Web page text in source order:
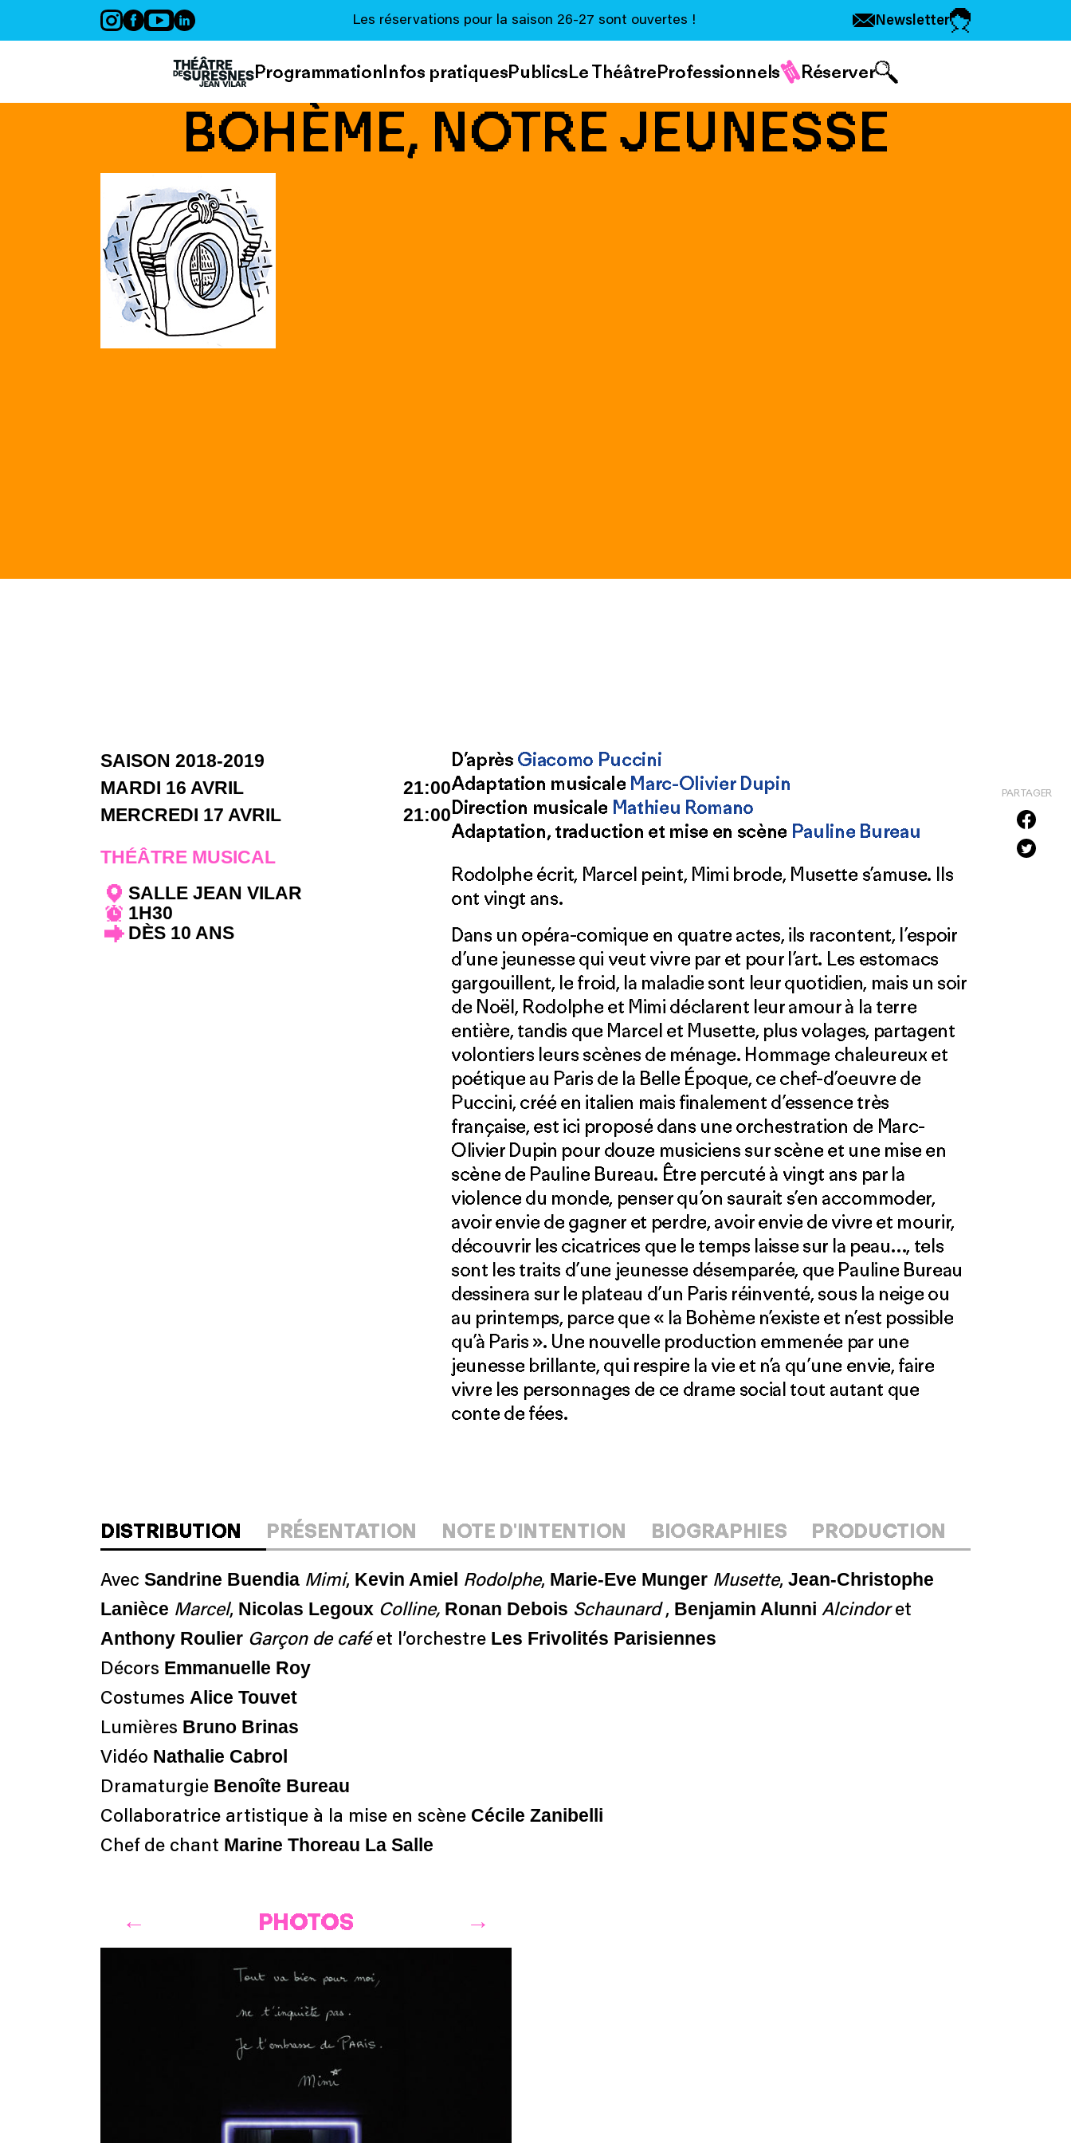
Les réservations pour la saison 26-27 sont ouvertes ! Newsletter
ProgrammationInfos pratiquesPublicsLe ThéâtreProfessionnels Réserver
BOHÈME, NOTRE JEUNESSE
PARTAGER
SAISON 2018-2019
MARDI 16 AVRIL
21:00
MERCREDI 17 AVRIL
21:00
THÉÂTRE MUSICAL
SALLE JEAN VILAR
1H30
DÈS 10 ANS
D’après Giacomo Puccini
Adaptation musicale Marc-Olivier Dupin
Direction musicale Mathieu Romano
Adaptation, traduction et mise en scène Pauline Bureau
Rodolphe écrit, Marcel peint, Mimi brode, Musette s’amuse. Ils
ont vingt ans.
Dans un opéra-comique en quatre actes, ils racontent, l’espoir
d’une jeunesse qui veut vivre par et pour l’art. Les estomacs
gargouillent, le froid, la maladie sont leur quotidien, mais un soir
de Noël, Rodolphe et Mimi déclarent leur amour à la terre
entière, tandis que Marcel et Musette, plus volages, partagent
volontiers leurs scènes de ménage. Hommage chaleureux et
poétique au Paris de la Belle Époque, ce chef-d’oeuvre de
Puccini, créé en italien mais finalement d’essence très
française, est ici proposé dans une orchestration de Marc-
Olivier Dupin pour douze musiciens sur scène et une mise en
scène de Pauline Bureau. Être percuté à vingt ans par la
violence du monde, penser qu’on saurait s’en accommoder,
avoir envie de gagner et perdre, avoir envie de vivre et mourir,
découvrir les cicatrices que le temps laisse sur la peau…, tels
sont les traits d’une jeunesse désemparée, que Pauline Bureau
dessinera sur le plateau d’un Paris réinventé, sous la neige ou
au printemps, parce que « la Bohème n’existe et n’est possible
qu’à Paris ». Une nouvelle production emmenée par une
jeunesse brillante, qui respire la vie et n’a qu’une envie, faire
vivre les personnages de ce drame social tout autant que
conte de fées.
DISTRIBUTION PRÉSENTATION NOTE D'INTENTION BIOGRAPHIES PRODUCTION
Avec Sandrine Buendia Mimi, Kevin Amiel Rodolphe, Marie-Eve Munger Musette, Jean-Christophe
Lanièce Marcel, Nicolas Legoux Colline, Ronan Debois Schaunard, Benjamin Alunni Alcindoret
Anthony Roulier Garçon de caféet l’orchestre Les Frivolités Parisiennes
Décors Emmanuelle Roy
Costumes Alice Touvet
Lumières Bruno Brinas
Vidéo Nathalie Cabrol
Dramaturgie Benoîte Bureau
Collaboratrice artistique à la mise en scène Cécile Zanibelli
Chef de chant Marine Thoreau La Salle
PHOTOS
Panneau de gestion des cookies